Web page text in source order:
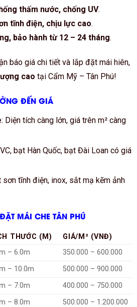
thấm nước, chống UV.
tĩnh điện, chịu lực cao.
bảo hành từ 12 – 24 tháng.
báo giá chi tiết và lắp đặt mái hiên,
cao tại Cẩm Mỹ – Tân Phú!
ĐẾN GIÁ
: Diện tích càng lớn, giá trên m² càng
bạt Hàn Quốc, bạt Đài Loan có giá
sơn tĩnh điện, inox, sắt mạ kẽm ảnh
MÁI CHE TÂN PHÚ
THƯỚC (M)
GIÁ/M² (VNĐ)
– 6.0m
350.000 – 600.000
– 10.0m
500.000 – 900.000
– 7.0m
400.000 – 750.000
– 8.0m 500.000 – 1.200.000